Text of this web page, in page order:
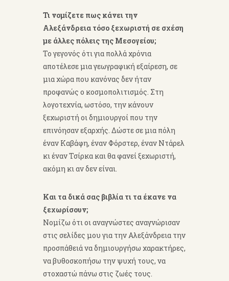
Τι νομίζετε πως κάνει την
Αλεξάνδρεια τόσο ξεχωριστή σε σχέση
με άλλες πόλεις της Μεσογείου;
Το γεγονός ότι για πολλά χρόνια
αποτέλεσε μια γεωγραφική εξαίρεση, σε
μια χώρα που κανόνας δεν ήταν
προφανώς ο κοσμοπολιτισμός. Στη
λογοτεχνία, ωστόσο, την κάνουν
ξεχωριστή οι δημιουργοί που την
επινόησαν εξαρχής. Δώστε σε μια πόλη
έναν Καβάφη, έναν Φόρστερ, έναν Ντάρελ
κι έναν Τσίρκα και θα φανεί ξεχωριστή,
ακόμη κι αν δεν είναι.
Και τα δικά σας βιβλία τι τα έκανε να
ξεχωρίσουν;
Νομίζω ότι οι αναγνώστες αναγνώρισαν
στις σελίδες μου για την Αλεξάνδρεια την
προσπάθειά να δημιουργήσω χαρακτήρες,
να βυθοσκοπήσω την ψυχή τους, να
στοχαστώ πάνω στις ζωές τους.